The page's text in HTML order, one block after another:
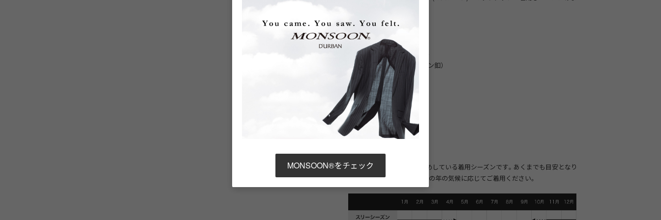
■ 商品仕様
衿型（ラペル）: ノッチドラペル
フロント釦:2つ（七宝風デザイン釦）
袖釦: 4つ（七宝風デザイン釦）
裏地仕様:背抜き
ベント:サイドベンツ
■着用シーズン
スリーシーズン（背抜き）
実線部分はダーバンがおすすめしている着用シーズンです。あくまでも目安となり
ますので、お住まいの地域やその年の気候に応じてご着用ください。
MONSOON®をチェック